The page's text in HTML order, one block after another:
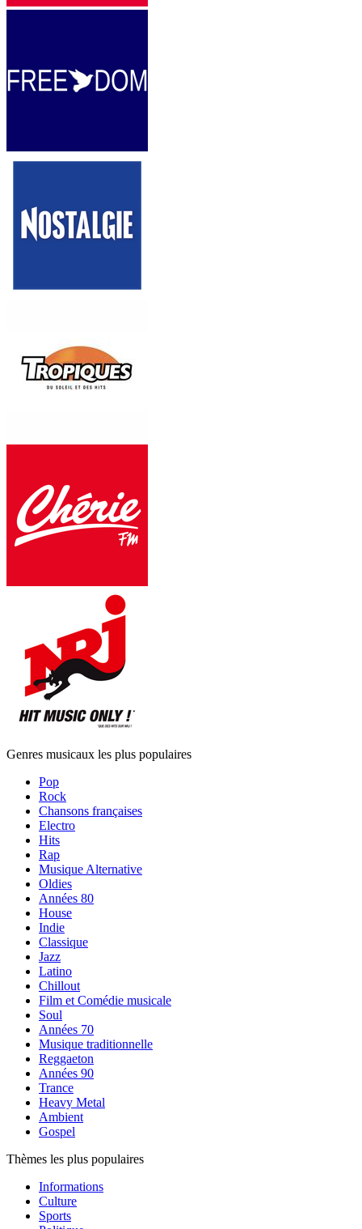
Genres musicaux les plus populaires
Pop
Rock
Chansons françaises
Electro
Hits
Rap
Musique Alternative
Oldies
Années 80
House
Indie
Classique
Jazz
Latino
Chillout
Film et Comédie musicale
Soul
Années 70
Musique traditionnelle
Reggaeton
Années 90
Trance
Heavy Metal
Ambient
Gospel
Thèmes les plus populaires
Informations
Culture
Sports